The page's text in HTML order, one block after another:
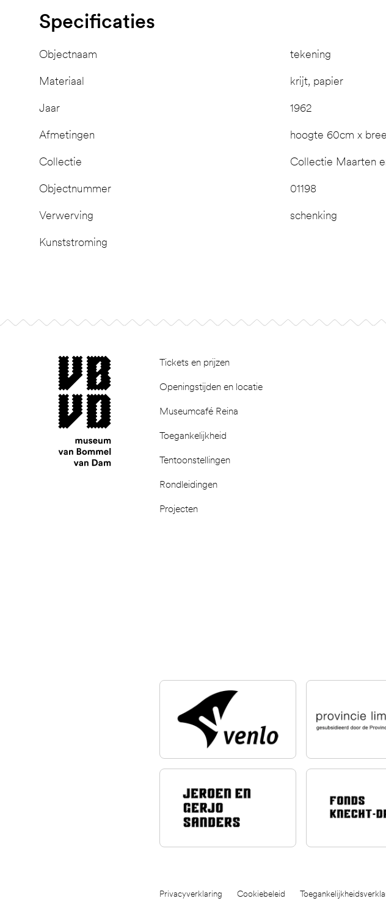
Specificaties
Objectnaam tekening
Materiaal krijt, papier
Jaar 1962
Afmetingen hoogte 60cm x
Collectie Collectie Maarten
Objectnummer 01198
Verwerving schenking
Kunststroming
Tickets en prijzen
Openingstijden en locatie
Museumcafé Reina
Toegankelijkheid
Tentoonstellingen
Rondleidingen
Projecten
museum van Bommel van Dam
Privacyverklaring Cookiebeleid